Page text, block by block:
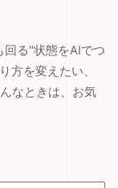
回る"状態をAIでつ
方を変えたい、
なときは、お気